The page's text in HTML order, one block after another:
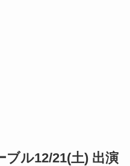
ル12/21(土) 出演